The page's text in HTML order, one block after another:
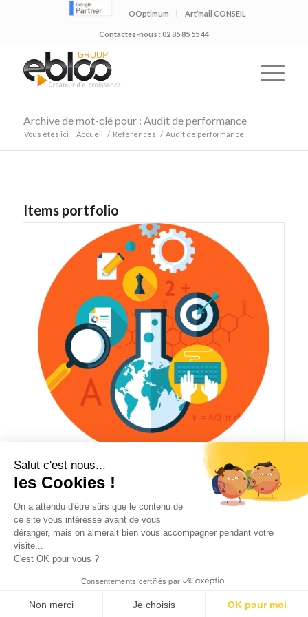
OOptimum Art’mail CONSEIL
Contactez-nous : 02 85 85 55 44
Archive de mot-clé pour : Audit de performance
Vous êtes ici : Accueil / Références / Audit de performance
Items portfolio
Ebloo Labs
Politique de confidentialité
Mentions légales Contact
Ce site utilise des cookies. En continuant à naviguer sur le site, vous
Salut c'est nous...
les Cookies !
On a attendu d'être sûrs que le contenu de
ce site vous intéresse avant de vous
déranger, mais on aimerait bien vous accompagner pendant votre
visite...
C'est OK pour vous ?
Consentements certifiés par
Non merci Je choisis OK pour moi